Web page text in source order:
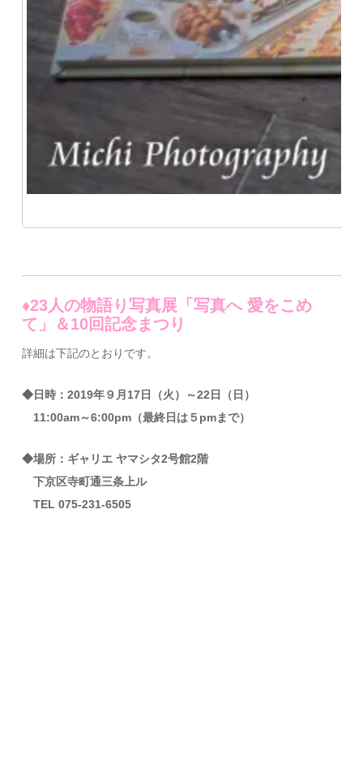
♦23人の物語り写真展「写真へ 愛をこめ
て」＆10回記念まつり
詳細は下記のとおりです。
◆日時：2019年９月17日（火）～22日（日）
11:00am～6:00pm（最終日は５pmまで）
◆場所：ギャリエ ヤマシタ2号館2階
下京区寺町通三条上ル
TEL 075-231-6505